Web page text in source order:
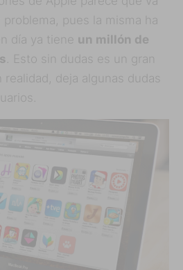
pues la misma ha
día ya tiene un millón de
. Esto sin dudas es un gran
realidad, deja algunas dudas